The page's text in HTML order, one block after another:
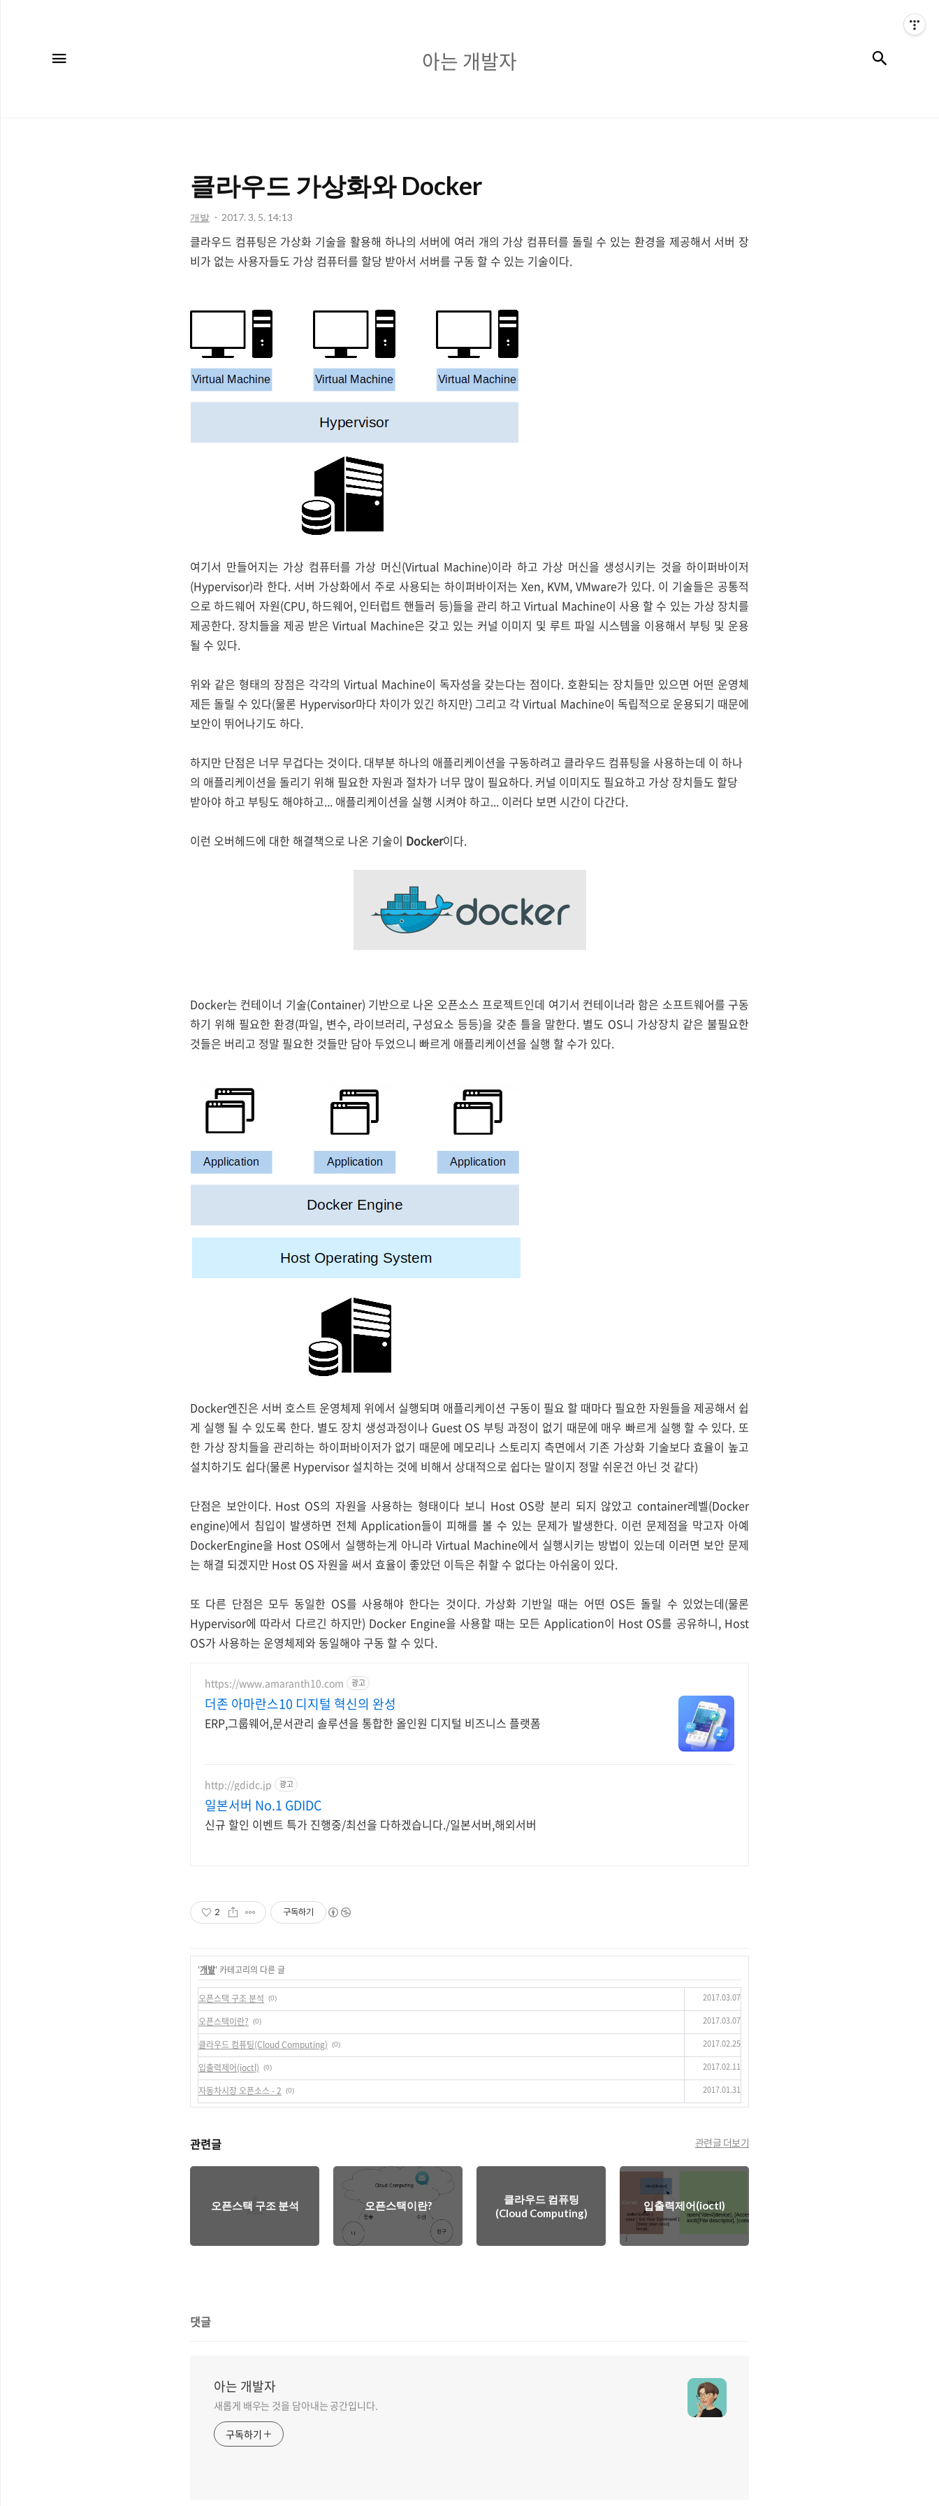
는
아는 개발자
클라우드 가상화와 Docker
개발 2017. 3. 5. 14:13
클라우드 컴퓨팅은 가상화 기술을 활용해 하나의 서버에 여러 개의 가상 컴퓨터를 돌릴 수 있는 환경을 제공해서 서버 장
비가 없는 사용자들도 가상 컴퓨터를 할당 받아서 서버를 구동 할 수 있는 기술이다.
여기서 만들어지는 가상 컴퓨터를 가상 머신(Virtual Machine)이라 하고 가상 머신을 생성시키는 것을 하이퍼바이저
(Hypervisor)라 한다. 서버 가상화에서 주로 사용되는 하이퍼바이저는 Xen, KVM, VMware가 있다. 이 기술들은 공통적
으로 하드웨어 자원(CPU, 하드웨어, 인터럽트 핸들러 등)들을 관리 하고 Virtual Machine이 사용 할 수 있는 가상 장치를
제공한다. 장치들을 제공 받은 Virtual Machine은 갖고 있는 커널 이미지 및 루트 파일 시스템을 이용해서 부팅 및 운용
될 수 있다.
위와 같은 형태의 장점은 각각의 Virtual Machine이 독자성을 갖는다는 점이다. 호환되는 장치들만 있으면 어떤 운영체
제든 돌릴 수 있다(물론 Hypervisor마다 차이가 있긴 하지만) 그리고 각 Virtual Machine이 독립적으로 운용되기 때문에
보안이 뛰어나기도 하다.
하지만 단점은 너무 무겁다는 것이다. 대부분 하나의 애플리케이션을 구동하려고 클라우드 컴퓨팅을 사용하는데 이 하나
의 애플리케이션을 돌리기 위해 필요한 자원과 절차가 너무 많이 필요하다. 커널 이미지도 필요하고 가상 장치들도 할당
받아야 하고 부팅도 해야하고... 애플리케이션을 실행 시켜야 하고... 이러다 보면 시간이 다간다.
이런 오버헤드에 대한 해결책으로 나온 기술이 Docker이다.
Docker는 컨테이너 기술(Container) 기반으로 나온 오픈소스 프로젝트인데 여기서 컨테이너라 함은 소프트웨어를 구동
하기 위해 필요한 환경(파일, 변수, 라이브러리, 구성요소 등등)을 갖춘 틀을 말한다. 별도 OS니 가상장치 같은 불필요한
것들은 버리고 정말 필요한 것들만 담아 두었으니 빠르게 애플리케이션을 실행 할 수가 있다.
Docker엔진은 서버 호스트 운영체제 위에서 실행되며 애플리케이션 구동이 필요 할 때마다 필요한 자원들을 제공해서 쉽
게 실행 될 수 있도록 한다. 별도 장치 생성과정이나 Guest OS 부팅 과정이 없기 때문에 매우 빠르게 실행 할 수 있다. 또
한 가상 장치들을 관리하는 하이퍼바이저가 없기 때문에 메모리나 스토리지 측면에서 기존 가상화 기술보다 효율이 높고
설치하기도 쉽다(물론 Hypervisor 설치하는 것에 비해서 상대적으로 쉽다는 말이지 정말 쉬운건 아닌 것 같다)
단점은 보안이다. Host OS의 자원을 사용하는 형태이다 보니 Host OS랑 분리 되지 않았고 container레벨(Docker
engine)에서 침입이 발생하면 전체 Application들이 피해를 볼 수 있는 문제가 발생한다. 이런 문제점을 막고자 아예
DockerEngine을 Host OS에서 실행하는게 아니라 Virtual Machine에서 실행시키는 방법이 있는데 이러면 보안 문제
는 해결 되겠지만 Host OS 자원을 써서 효율이 좋았던 이득은 취할 수 없다는 아쉬움이 있다.
또 다른 단점은 모두 동일한 OS를 사용해야 한다는 것이다. 가상화 기반일 때는 어떤 OS든 돌릴 수 있었는데(물론
Hypervisor에 따라서 다르긴 하지만) Docker Engine을 사용할 때는 모든 Application이 Host OS를 공유하니, Host
OS가 사용하는 운영체제와 동일해야 구동 할 수 있다.
https://www.amaranth10.com 광고
더존 아마란스10 디지털 혁신의 완성
ERP,그룹웨어,문서관리 솔루션을 통합한 올인원 디지털 비즈니스 플랫폼
http://gdidc.jp 광고
일본서버 No.1 GDIDC
신규 할인 이벤트 특가 진행중/최선을 다하겠습니다./일본서버,해외서버
2 구독하기
'개발' 카테고리의 다른 글
오픈스택 구조 분석 (0) 2017.03.07
오픈스택이란? (0) 2017.03.07
클라우드 컴퓨팅(Cloud Computing) (0) 2017.02.25
입출력제어(ioctl) (0) 2017.02.11
자동차시장 오픈소스 - 2 (0) 2017.01.31
관련글 관련글 더보기
오픈스택 구조 분석 오픈스택이란?
클라우드 컴퓨팅
(Cloud Computing)
입출력제어(ioctl)
댓글
아는 개발자
새롭게 배우는 것을 담아내는 공간입니다.
구독하기